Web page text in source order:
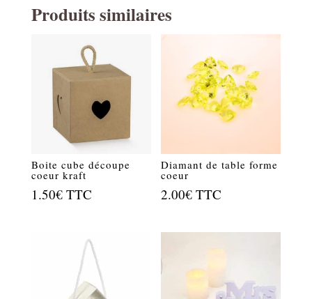
Produits similaires
Boite cube découpe
coeur kraft
1.50€ TTC
Diamant de table forme
coeur
2.00€ TTC